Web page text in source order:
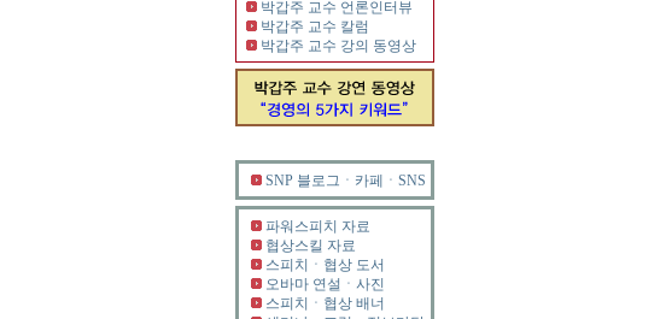
박갑주 교수 언론인터뷰
박갑주 교수 칼럼
박갑주 교수 강의 동영상
SNP 블로그ㆍ카페ㆍSNS
파워스피치 자료
협상스킬 자료
스피치ㆍ협상 도서
오바마 연설ㆍ사진
스피치ㆍ협상 배너